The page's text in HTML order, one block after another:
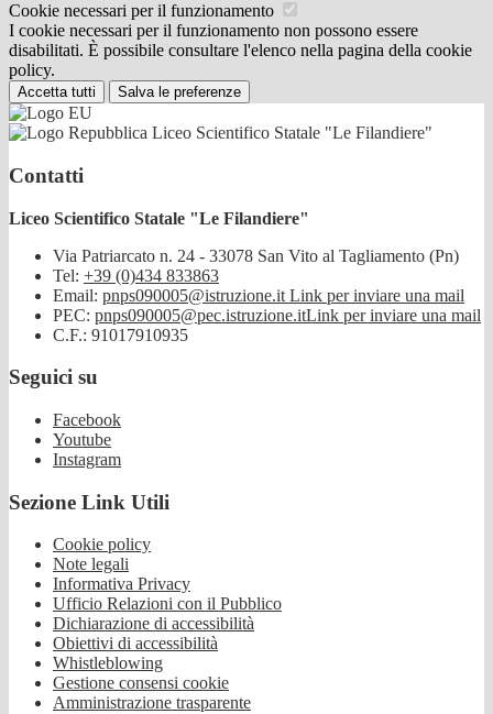
Cookie necessari per il funzionamento
I cookie necessari per il funzionamento non possono essere
disabilitati. È possibile consultare l'elenco nella pagina della cookie
policy.
Accetta tutti Salva le preferenze
Liceo Scientifico Statale "Le Filandiere"
Contatti
Liceo Scientifico Statale "Le Filandiere"
Via Patriarcato n. 24 - 33078 San Vito al Tagliamento (Pn)
Tel: +39 (0)434 833863
Email: pnps090005@istruzione.it Link per inviare una mail
PEC: pnps090005@pec.istruzione.itLink per inviare una mail
C.F.: 91017910935
Seguici su
Facebook
Youtube
Instagram
Sezione Link Utili
Cookie policy
Note legali
Informativa Privacy
Ufficio Relazioni con il Pubblico
Dichiarazione di accessibilità
Obiettivi di accessibilità
Whistleblowing
Gestione consensi cookie
Amministrazione trasparente